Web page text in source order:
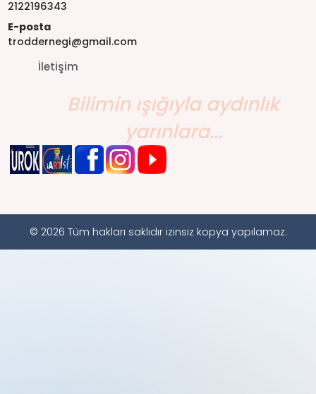
2122196343
E-posta
troddernegi@gmail.com
İletişim
Bilimin ışığıyla aydınlık
yarınlara...
© 2026 Tüm hakları saklıdır izinsiz kopya yapılamaz.